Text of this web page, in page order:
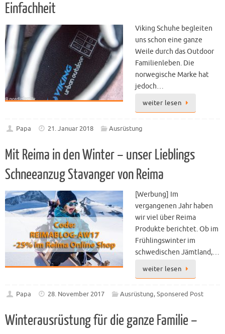
Einfachheit
Viking Schuhe begleiten
uns schon eine ganze
Weile durch das Outdoor
Familienleben. Die
norwegische Marke hat
jedoch…
weiter lesen
Papa 21. Januar 2018 Ausrüstung
Mit Reima in den Winter – unser Lieblings
Schneeanzug Stavanger von Reima
[Werbung] Im
vergangenen Jahr haben
wir viel über Reima
Produkte berichtet. Ob im
Frühlingswinter im
schwedischen Jämtland,…
weiter lesen
Papa 28. November 2017 Ausrüstung,Sponsered Post
Winterausrüstung für die ganze Familie –